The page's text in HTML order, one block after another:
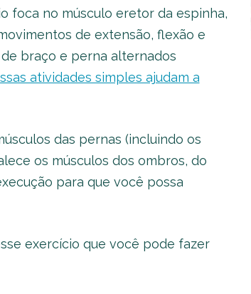
foca no músculo eretor da espinha,
de extensão, flexão e
braço e perna alternados
atividades simples ajudam a
das pernas (incluindo os
os músculos dos ombros, do
para que você possa
exercício que você pode fazer